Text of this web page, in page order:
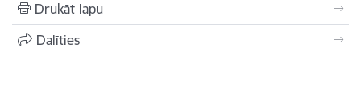
Drukāt lapu
Dalīties